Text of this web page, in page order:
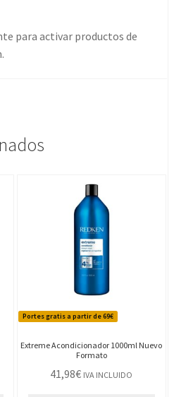
para activar productos de
Portes gratis a partir de 69€
Extreme Acondicionador 1000ml Nuevo
Formato
41,98€ IVA INCLUIDO